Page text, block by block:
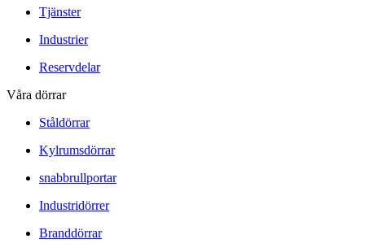
Tjänster
Industrier
Reservdelar
Våra dörrar
Ståldörrar
Kylrumsdörrar
snabbrullportar
Industridörrer
Branddörrar